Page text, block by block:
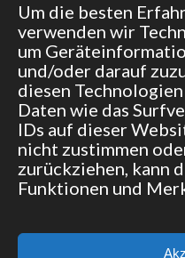
Um die besten
verwenden wir
um
und/oder darauf
diesen
Daten wie das
IDs auf dieser
nicht zustimmen
zurückziehen, kann
Funktionen und
Scheibenwischer
© 2015 Team Boxenstop |